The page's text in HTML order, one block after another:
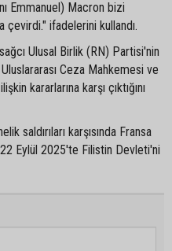
Emmanuel) Macron bizi
çevirdi." ifadelerini kullandı.
Ulusal Birlik (RN) Partisi'nin
Ceza Mahkemesi ve
kararlarına karşı çıktığını
saldırıları karşısında Fransa
Eylül 2025'te Filistin Devleti'ni